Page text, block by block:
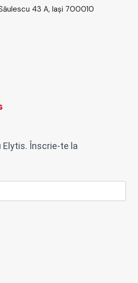
43 A, Iași 700010
Înscrie-te la